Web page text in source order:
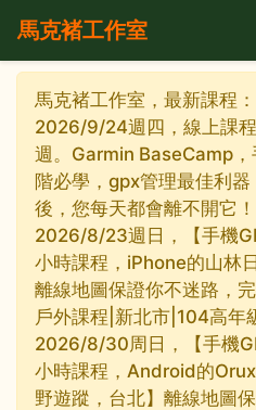
馬克褚工作室
馬克褚工作室，最新課程：
2026/9/24週四，線上課
週。Garmin BaseCamp，
階必學，gpx管理最佳利器
後，您每天都會離不開它！
2026/8/23週日，【手機
小時課程，iPhone的山林
離線地圖保證你不迷路，
戶外課程|新北市|104高年
2026/8/30周日，【手機
小時課程，Android的
野遊蹤，台北】離線地圖